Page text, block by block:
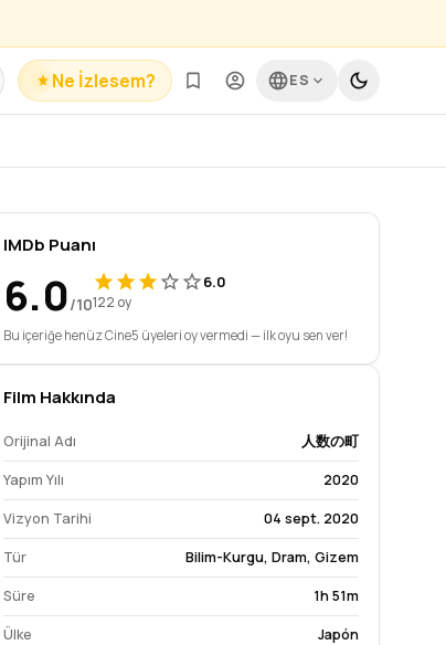
Ne İzlesem? ES
IMDb Puanı
6.0/10
6.0
122 oy
Bu içeriğe henüz Cine5 üyeleri oy vermedi — ilk oyu sen ver!
Film Hakkında
Orijinal Adı 人数の町
Yapım Yılı 2020
Vizyon Tarihi 04 sept. 2020
Tür Bilim-Kurgu, Dram, Gizem
Süre 1h 51m
Ülke Japón